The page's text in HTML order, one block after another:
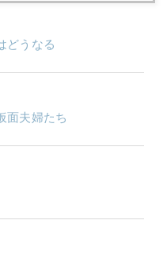
どうなる
面夫婦たち